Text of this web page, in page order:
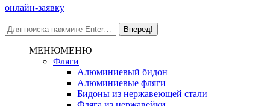
онлайн-заявку
МЕНЮМЕНЮ
Фляги
Алюминиевый бидон
Алюминиевые фляги
Бидоны из нержавеющей стали